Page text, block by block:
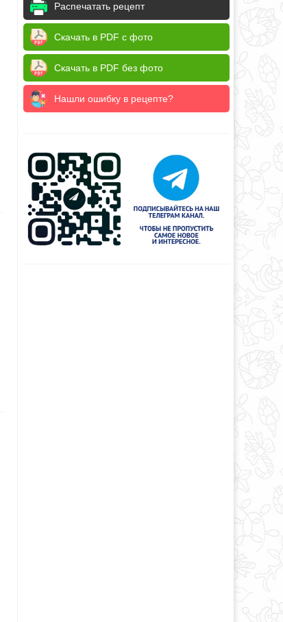
Распечатать рецепт
Скачать в PDF с фото
Скачать в PDF без фото
Нашли ошибку в рецепте?